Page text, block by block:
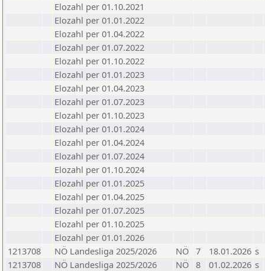
Elozahl per 01.10.2021
Elozahl per 01.01.2022
Elozahl per 01.04.2022
Elozahl per 01.07.2022
Elozahl per 01.10.2022
Elozahl per 01.01.2023
Elozahl per 01.04.2023
Elozahl per 01.07.2023
Elozahl per 01.10.2023
Elozahl per 01.01.2024
Elozahl per 01.04.2024
Elozahl per 01.07.2024
Elozahl per 01.10.2024
Elozahl per 01.01.2025
Elozahl per 01.04.2025
Elozahl per 01.07.2025
Elozahl per 01.10.2025
Elozahl per 01.01.2026
1213708
NÖ Landesliga 2025/2026 NÖ 7 18.01.2026 s
1213708
NÖ Landesliga 2025/2026 NÖ 8 01.02.2026 s